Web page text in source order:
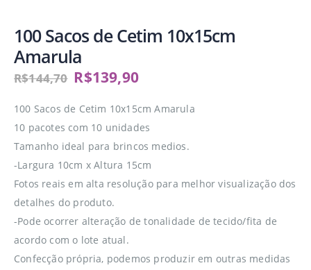
100 Sacos de Cetim 10x15cm
Amarula
R$144,70 R$139,90
100 Sacos de Cetim 10x15cm Amarula
10 pacotes com 10 unidades
Tamanho ideal para brincos medios.
-Largura 10cm x Altura 15cm
Fotos reais em alta resolução para melhor visualização dos
detalhes do produto.
-Pode ocorrer alteração de tonalidade de tecido/fita de
acordo com o lote atual.
Confecção própria, podemos produzir em outras medidas